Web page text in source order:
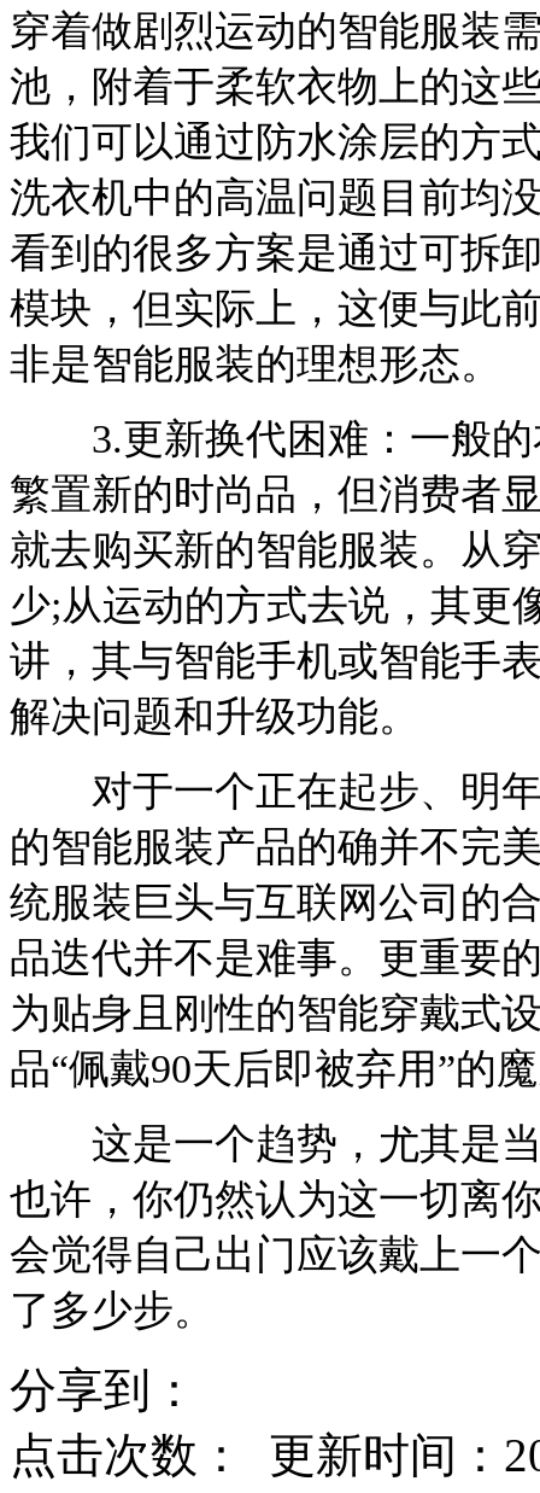
穿着做剧烈运动的智能服装
池，附着于柔软衣物上的这
我们可以通过防水涂层的方
洗衣机中的高温问题目前均
看到的很多方案是通过可拆
模块，但实际上，这便与此
非是智能服装的理想形态。
3.更新换代困难：一般的
繁置新的时尚品，但消费者
就去购买新的智能服装。从
少;从运动的方式去说，其更
讲，其与智能手机或智能手
解决问题和升级功能。
对于一个正在起步、明年
的智能服装产品的确并不完
统服装巨头与互联网公司的
品迭代并不是难事。更重要
为贴身且刚性的智能穿戴式
品“佩戴90天后即被弃用”的
这是一个趋势，尤其是当
也许，你仍然认为这一切离
会觉得自己出门应该戴上一
了多少步。
分享到：
点击次数：
更新时间：